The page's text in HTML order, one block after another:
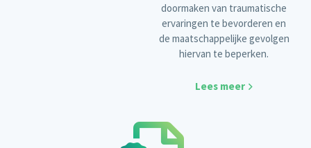
doormaken van traumatische
ervaringen te bevorderen en
de maatschappelijke gevolgen
hiervan te beperken.
Lees meer